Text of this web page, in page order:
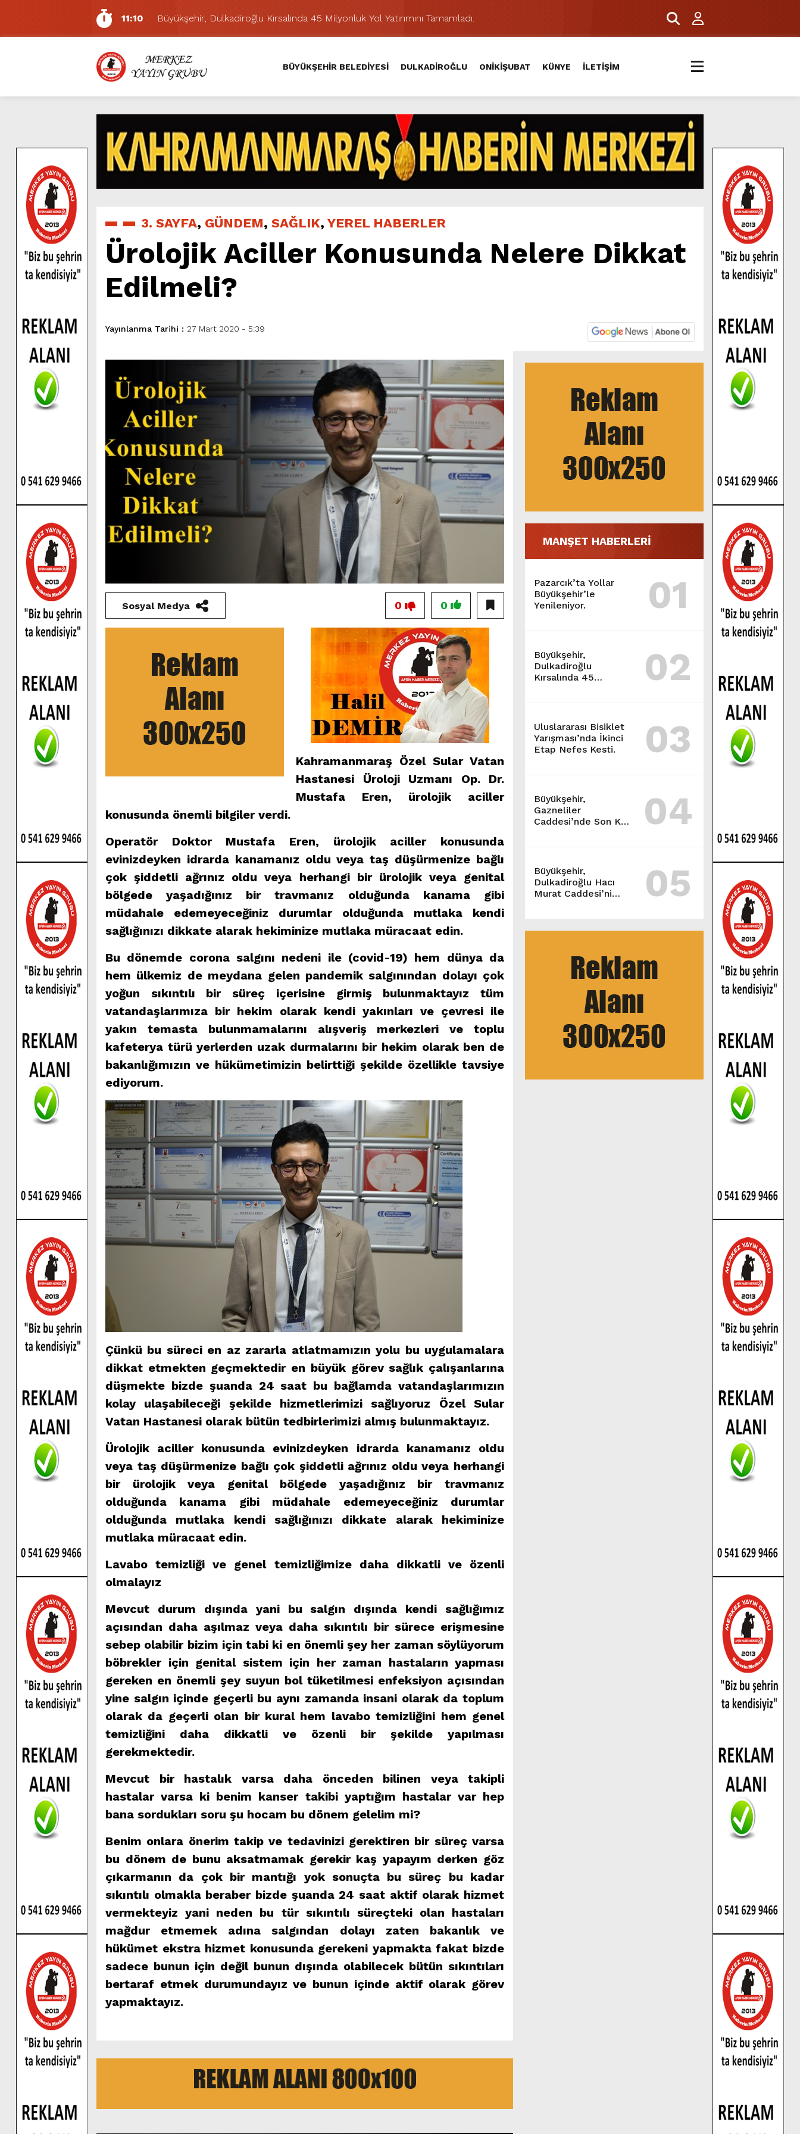
11:10
Büyükşehir, Dulkadiroğlu Kırsalında 45 Milyonluk Yol Yatırımını Tamamladı.
5:17
Uluslararası Bisiklet Yarışması’nda İkinci Etap Nefes Kesti.
5:15
Büyükşehir, Gazneliler Caddesi’nde Son Kat Asfalt Serimini Sürdürüyor.
6:54
Büyükşehir, Dulkadiroğlu Hacı Murat Caddesi’ni Asfalta Hazırlıyor.
6:53
Büyükşehir’den Dulkadiroğlu Kırsalına Değer Katan Yol Yatırımı.
6:50
Geleneksel Ağustos Fuarı’nda Eğlence ve Nostalji Bir Aradaydı.
6:48
Tevfik Kadıoğlu Kavşağı Yeni Düzenlemeyle Daha Akıcı Hale Geliyor.
10:21
Dedublüman KAFUM’da Müzik Ziyafeti Yaşatacak.
16:31
Yeşilçam’ın Efsanesi Ağustos Fuarı’nda Hayat Bulacak
11:14
Pazarcık’ta Yollar Büyükşehir’le Yenileniyor.
BÜYÜKŞEHİR BELEDİYESİ DULKADİROĞLU ONİKİŞUBAT KÜNYE İLETİŞİM
3. SAYFA, GÜNDEM, SAĞLIK, YEREL HABERLER
Ürolojik Aciller Konusunda Nelere Dikkat
Edilmeli?
Yayınlanma Tarihi : 27 Mart 2020 - 5:39
MANŞET HABERLERİ
Pazarcık’ta Yollar
Büyükşehir’le
Yenileniyor.
01
Büyükşehir,
Dulkadiroğlu
Kırsalında 45
02
Uluslararası Bisiklet
Yarışması’nda İkinci
Etap Nefes Kesti.
03
Büyükşehir,
Gazneliler
Caddesi’nde Son Kat
04
Büyükşehir,
Dulkadiroğlu Hacı
Murat Caddesi’ni
05
Sosyal Medya 0
0
Kahramanmaraş Özel Sular Vatan
Hastanesi Üroloji Uzmanı Op. Dr.
Mustafa Eren, ürolojik aciller
konusunda önemli bilgiler verdi.
Operatör Doktor Mustafa Eren, ürolojik aciller konusunda
evinizdeyken idrarda kanamanız oldu veya taş düşürmenize bağlı
çok şiddetli ağrınız oldu veya herhangi bir ürolojik veya genital
bölgede yaşadığınız bir travmanız olduğunda kanama gibi
müdahale edemeyeceğiniz durumlar olduğunda mutlaka kendi
sağlığınızı dikkate alarak hekiminize mutlaka müracaat edin.
Bu dönemde corona salgını nedeni ile (covid-19) hem dünya da
hem ülkemiz de meydana gelen pandemik salgınından dolayı çok
yoğun sıkıntılı bir süreç içerisine girmiş bulunmaktayız tüm
vatandaşlarımıza bir hekim olarak kendi yakınları ve çevresi ile
yakın temasta bulunmamalarını alışveriş merkezleri ve toplu
kafeterya türü yerlerden uzak durmalarını bir hekim olarak ben de
bakanlığımızın ve hükümetimizin belirttiği şekilde özellikle tavsiye
ediyorum.
Çünkü bu süreci en az zararla atlatmamızın yolu bu uygulamalara
dikkat etmekten geçmektedir en büyük görev sağlık çalışanlarına
düşmekte bizde şuanda 24 saat bu bağlamda vatandaşlarımızın
kolay ulaşabileceği şekilde hizmetlerimizi sağlıyoruz Özel Sular
Vatan Hastanesi olarak bütün tedbirlerimizi almış bulunmaktayız.
Ürolojik aciller konusunda evinizdeyken idrarda kanamanız oldu
veya taş düşürmenize bağlı çok şiddetli ağrınız oldu veya herhangi
bir ürolojik veya genital bölgede yaşadığınız bir travmanız
olduğunda kanama gibi müdahale edemeyeceğiniz durumlar
olduğunda mutlaka kendi sağlığınızı dikkate alarak hekiminize
mutlaka müracaat edin.
Lavabo temizliği ve genel temizliğimize daha dikkatli ve özenli
olmalayız
Mevcut durum dışında yani bu salgın dışında kendi sağlığımız
açısından daha aşılmaz veya daha sıkıntılı bir sürece erişmesine
sebep olabilir bizim için tabi ki en önemli şey her zaman söylüyorum
böbrekler için genital sistem için her zaman hastaların yapması
gereken en önemli şey suyun bol tüketilmesi enfeksiyon açısından
yine salgın içinde geçerli bu aynı zamanda insani olarak da toplum
olarak da geçerli olan bir kural hem lavabo temizliğini hem genel
temizliğini daha dikkatli ve özenli bir şekilde yapılması
gerekmektedir.
Mevcut bir hastalık varsa daha önceden bilinen veya takipli
hastalar varsa ki benim kanser takibi yaptığım hastalar var hep
bana sordukları soru şu hocam bu dönem gelelim mi?
Benim onlara önerim takip ve tedavinizi gerektiren bir süreç varsa
bu dönem de bunu aksatmamak gerekir kaş yapayım derken göz
çıkarmanın da çok bir mantığı yok sonuçta bu süreç bu kadar
sıkıntılı olmakla beraber bizde şuanda 24 saat aktif olarak hizmet
vermekteyiz yani neden bu tür sıkıntılı süreçteki olan hastaları
mağdur etmemek adına salgından dolayı zaten bakanlık ve
hükümet ekstra hizmet konusunda gerekeni yapmakta fakat bizde
sadece bunun için değil bunun dışında olabilecek bütün sıkıntıları
bertaraf etmek durumundayız ve bunun içinde aktif olarak görev
yapmaktayız.